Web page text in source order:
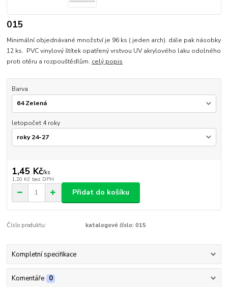
015
Minimální objednávané množství je 96 ks ( jeden arch). dále pak násobky
12 ks. PVC vinylový štítek opatřený vrstvou UV akrylového laku odolného
proti otěru a rozpouštědlům. celý popis
Barva
letopočet 4 roky
1,45 Kč/ks
1,20 Kč bez DPH
Přidat do košíku
Číslo produktu: katalogové číslo: 015
Kompletní specifikace
Komentáře 0